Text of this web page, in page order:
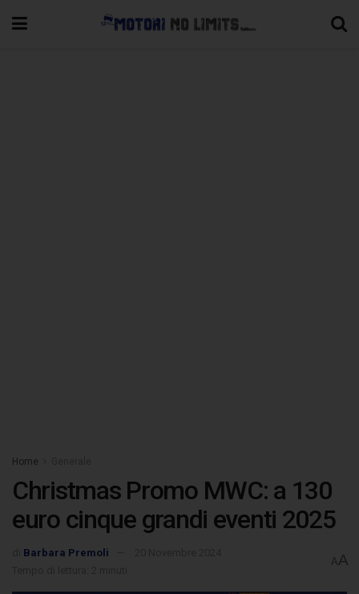
Home
Christmas Promo MWC: a 130
euro cinque grandi eventi 2025
Barbara Premoli
AA